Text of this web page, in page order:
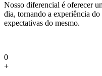
Nosso diferencial é oferecer
dia, tornando a experiência
expectativas do mesmo.
0
+